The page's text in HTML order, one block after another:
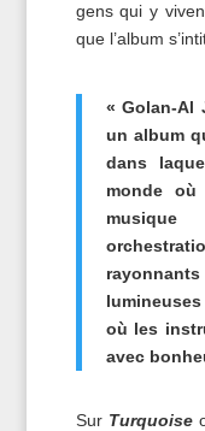
gens qui y
que l’album
« Golan-Al
un album
dans
monde
musique
où les
avec
Sur Turquoise